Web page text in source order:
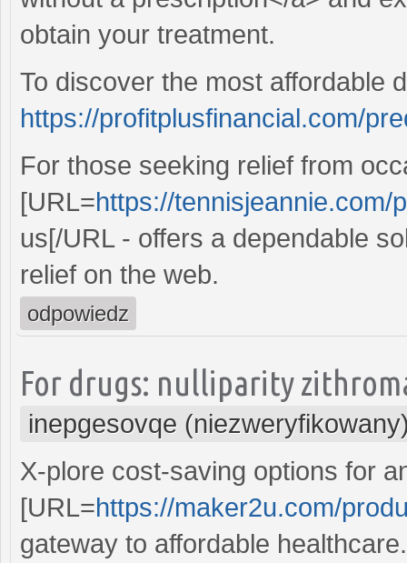
obtain your treatment.
To discover the most affordable
https://profitplusfinancial.com/
For those seeking relief from
[URL=https://tennisjeannie.com/
us[/URL - offers a dependable
relief on the web.
odpowiedz
For drugs: nulliparity
inepgesovqe
X-plore cost-saving options for
[URL=https://maker2u.com/
gateway to affordable healthcare.